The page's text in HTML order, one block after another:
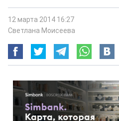
12 марта 2014 16:27
Светлана Моисеева